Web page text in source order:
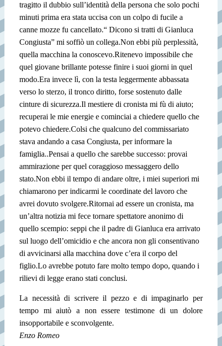
tragitto il dubbio sull’identità della persona che solo pochi
minuti prima era stata uccisa con un colpo di fucile a
canne mozze fu cancellato.“ Dicono si tratti di Gianluca
Congiusta” mi soffiò un collega.Non ebbi più perplessità,
quella macchina la conoscevo.Ritenevo impossibile che
quel giovane brillante potesse finire i suoi giorni in quel
modo.Era invece lì, con la testa leggermente abbassata
verso lo sterzo, il tronco diritto, forse sostenuto dalle
cinture di sicurezza.Il mestiere di cronista mi fù di aiuto;
recuperai le mie energie e cominciai a chiedere quello che
potevo chiedere.Colsi che qualcuno del commissariato
stava andando a casa Congiusta, per informare la
famiglia..Pensai a quello che sarebbe successo: provai
ammirazione per quel coraggioso messaggero dello
stato.Non ebbi il tempo di andare oltre, i miei superiori mi
chiamarono per indicarmi le coordinate del lavoro che
avrei dovuto svolgere.Ritornai ad essere un cronista, ma
un’altra notizia mi fece tornare spettatore anonimo di
quello scempio: seppi che il padre di Gianluca era arrivato
sul luogo dell’omicidio e che ancora non gli consentivano
di avvicinarsi alla macchina dove c’era il corpo del
figlio.Lo avrebbe potuto fare molto tempo dopo, quando i
rilievi di legge erano stati conclusi.
La necessità di scrivere il pezzo e di impaginarlo per
tempo mi aiutò a non essere testimone di un dolore
insopportabile e sconvolgente.
Enzo Romeo